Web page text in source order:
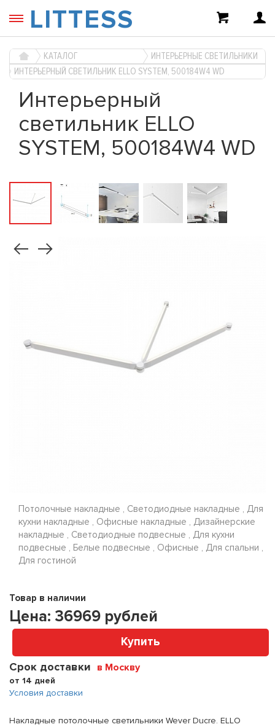
LITTESS
КАТАЛОГ
ИНТЕРЬЕРНЫЕ СВЕТИЛЬНИКИ
ИНТЕРЬЕРНЫЙ СВЕТИЛЬНИК ELLO SYSTEM, 500184W4 WD
Интерьерный
светильник ELLO
SYSTEM, 500184W4 WD
Потолочные накладные , Светодиодные накладные , Для
кухни накладные , Офисные накладные , Дизайнерские
накладные , Светодиодные подвесные , Для кухни
подвесные , Белые подвесные , Офисные , Для спальни ,
Для гостиной
Товар в наличии
Цена: 36969 рублей
Купить
Срок доставки в Москву
от 14 дней
Условия доставки
Накладные потолочные светильники Wever Ducre. ELLO